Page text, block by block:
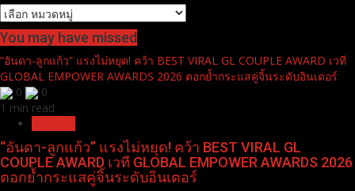
You may have missed
“อันดา-ลูกแก้ว” แรงไม่หยุด! คว้า BEST VIRAL GL COUPLE AWARD เวที
GLOBAL EMPOWER AWARDS 2026 ตอกย้ำกระแสคู่จิ้นระดับอินเตอร์
0
0
1 min read
“อันดา-ลูกแก้ว” แรงไม่หยุด! คว้า BEST VIRAL GL
COUPLE AWARD เวที GLOBAL EMPOWER AWARDS 2026
ตอกย้ำกระแสคู่จิ้นระดับอินเตอร์